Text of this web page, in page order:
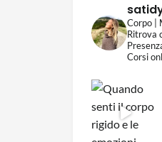
Corpo |
Ritrova
Corsi